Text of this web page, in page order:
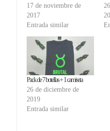
17 de noviembre de
2017
Entrada similar
Pack de 7 botellas + 1 camiseta
26 de diciembre de
2019
Entrada similar